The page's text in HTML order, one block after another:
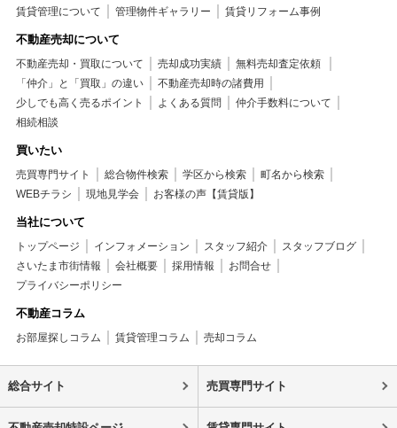
賃貸管理について 管理物件ギャラリー 賃貸リフォーム事例
不動産売却について
不動産売却・買取について 売却成功実績
無料売却査定依頼
「仲介」と「買取」の違い
不動産売却時の諸費用
少しでも高く売るポイント
よくある質問
仲介手数料について
相続相談
買いたい
売買専門サイト 総合物件検索 学区から検索
町名から検索
WEBチラシ
現地見学会 お客様の声【賃貸版】
当社について
トップページ インフォメーション スタッフ紹介
スタッフブログ
さいたま市街情報
会社概要 採用情報
お問合せ
プライバシーポリシー
不動産コラム
お部屋探しコラム 賃貸管理コラム 売却コラム
総合サイト 売買専門サイト